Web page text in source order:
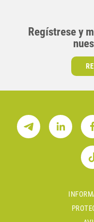
Regístrese y